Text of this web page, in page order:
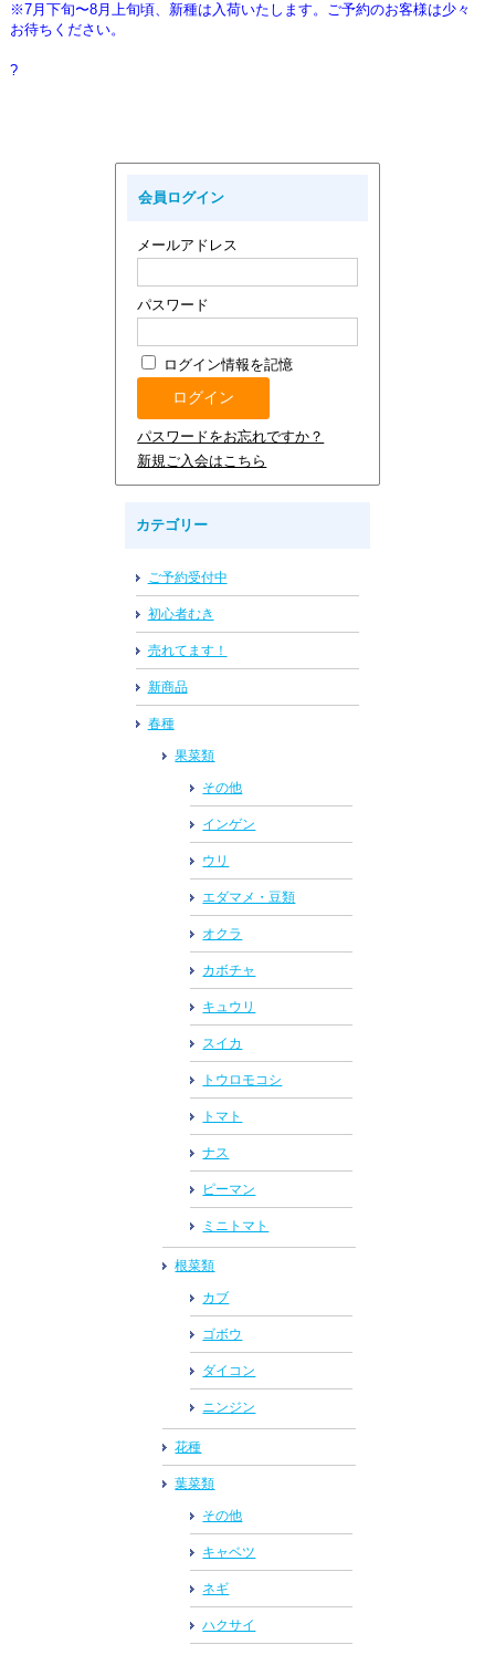
※7月下旬〜8月上旬頃、新種は入荷いたします。ご予約のお客様は少々
お待ちください。
?
会員ログイン
メールアドレス
パスワード
ログイン情報を記憶
パスワードをお忘れですか？
新規ご入会はこちら
カテゴリー
ご予約受付中
初心者むき
売れてます！
新商品
春種
果菜類
その他
インゲン
ウリ
エダマメ・豆類
オクラ
カボチャ
キュウリ
スイカ
トウロモコシ
トマト
ナス
ピーマン
ミニトマト
根菜類
カブ
ゴボウ
ダイコン
ニンジン
花種
葉菜類
その他
キャベツ
ネギ
ハクサイ